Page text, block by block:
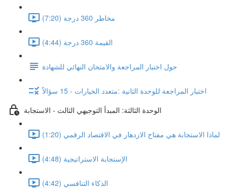
مخاطر 360 درجة (7:20)
القيمة 360 درجة (4:44)
حول اختبار المراجعة والامتحان النهائي للشهادة
اختبار المراجعة للوحدة الثانية :متعدد الخيارات - 15 سؤالاً
الوحدة الثالثة: المبدأ التوجيهي الثالث - الاستجابة
لماذا الاستجابة هي مفتاح الازدهار في الاقتصاد الرقمي (1:20)
الإستجابة الاستراتيجية (4:48)
الذكاء التنافسي (4:42)